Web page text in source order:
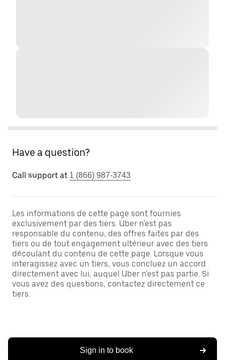
Have a question?
Call support at 1 (866) 987-3743
Les informations de cette page sont fournies
exclusivement par des tiers. Uber n'est pas
responsable du contenu, des offres faites par des
tiers ou de tout engagement ultérieur avec des tiers
découlant du contenu de cette page. Lorsque vous
interagissez avec un tiers, vous concluez un accord
directement avec lui, auquel Uber n'est pas partie. Si
vous avez des questions, contactez directement ce
tiers.
Sign in to book